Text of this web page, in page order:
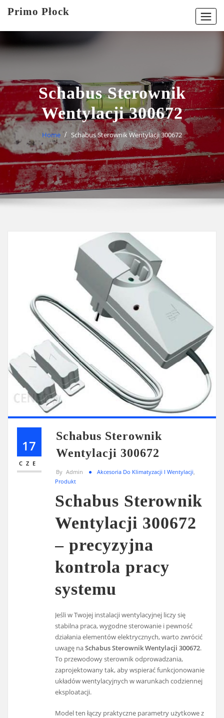
Primo Płock
Schabus Sterownik
Wentylacji 300672
Home Schabus Sterownik Wentylacji 300672
17
CZE
Schabus Sterownik
Wentylacji 300672
By Admin Akcesoria Do Klimatyzacji I Wentylacji
Produkt
Schabus Sterownik
Wentylacji 300672
– precyzyjna
kontrola pracy
systemu
Jeśli w Twojej instalacji wentylacyjnej liczy się
stabilna praca, wygodne sterowanie i pewność
działania elementów elektrycznych, warto zwrócić
uwagę naSchabus Sterownik Wentylacji 300672.
To przewodowy sterownik odprowadzania,
zaprojektowany tak, aby wspierać funkcjonowanie
układów wentylacyjnych w warunkach codziennej
eksploatacji.
Model ten łączy praktyczne parametry użytkowe z